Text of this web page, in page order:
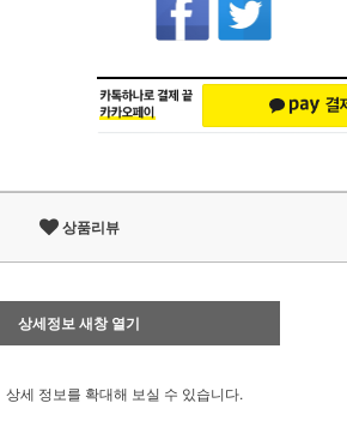
상품리뷰
상세정보 새창 열기
상세 정보를 확대해 보실 수 있습니다.